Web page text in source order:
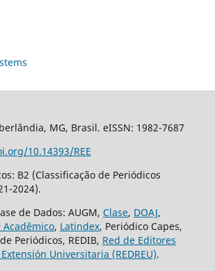
MG, Brasil. eISSN: 1982-7687
10.14393/REE
B2 (Classificação de Periódicos
2024).
de Dados: AUGM, Clase, DOAJ,
Acadêmico, Latindex, Periódico Capes,
Periódicos, REDIB, Red de Editores
Universitaria (REDREU).